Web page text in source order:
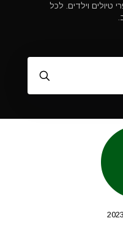
טיולים וילדים. לכל